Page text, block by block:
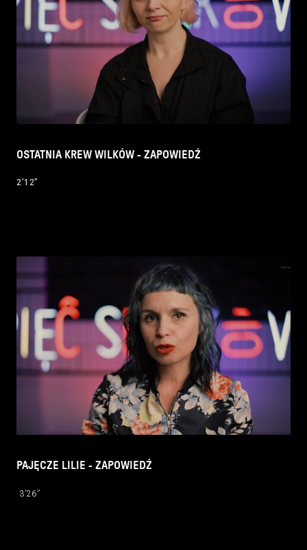
OSTATNIA KREW WILKÓW - ZAPOWIEDŹ
2’12’’
PAJĘCZE LILIE - ZAPOWIEDŹ
3’26’’